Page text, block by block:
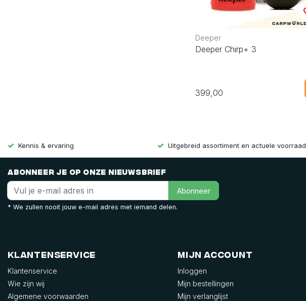
Deeper
Deeper Chirp+ 3
399,00
Kennis & ervaring Uitgebreid assortiment en actuele voorraad
Abonneer je op onze nieuwsbrief
Abonneer
* We zullen nooit jouw e-mail adres met iemand delen.
Klantenservice
Klantenservice
Wie zijn wij
Algemene voorwaarden
Mijn account
Inloggen
Mijn bestellingen
Mijn verlanglijst